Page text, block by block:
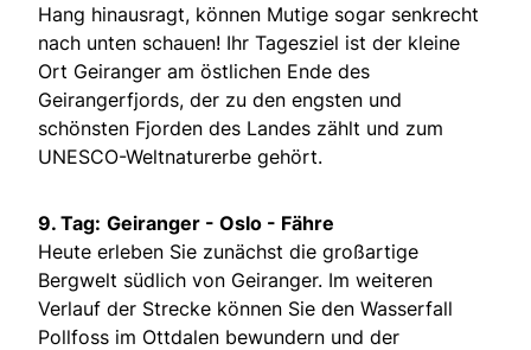
Hang hinausragt, können Mutige sogar senkrecht
nach unten schauen! Ihr Tagesziel ist der kleine
Ort Geiranger am östlichen Ende des
Geirangerfjords, der zu den engsten und
schönsten Fjorden des Landes zählt und zum
UNESCO-Weltnaturerbe gehört.
9. Tag: Geiranger - Oslo - Fähre
Heute erleben Sie zunächst die großartige
Bergwelt südlich von Geiranger. Im weiteren
Verlauf der Strecke können Sie den Wasserfall
Pollfoss im Ottdalen bewundern und der